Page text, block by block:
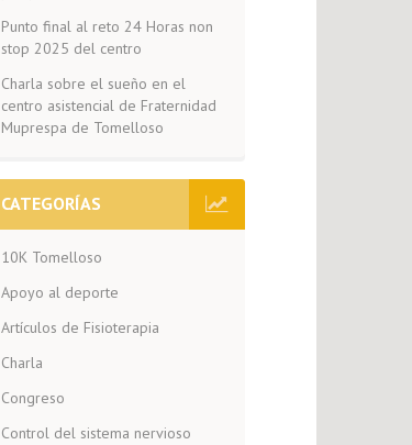
Punto final al reto 24 Horas non
stop 2025 del centro
Charla sobre el sueño en el
centro asistencial de Fraternidad
Muprespa de Tomelloso
CATEGORÍAS
10K Tomelloso
Apoyo al deporte
Artículos de Fisioterapia
Charla
Congreso
Control del sistema nervioso